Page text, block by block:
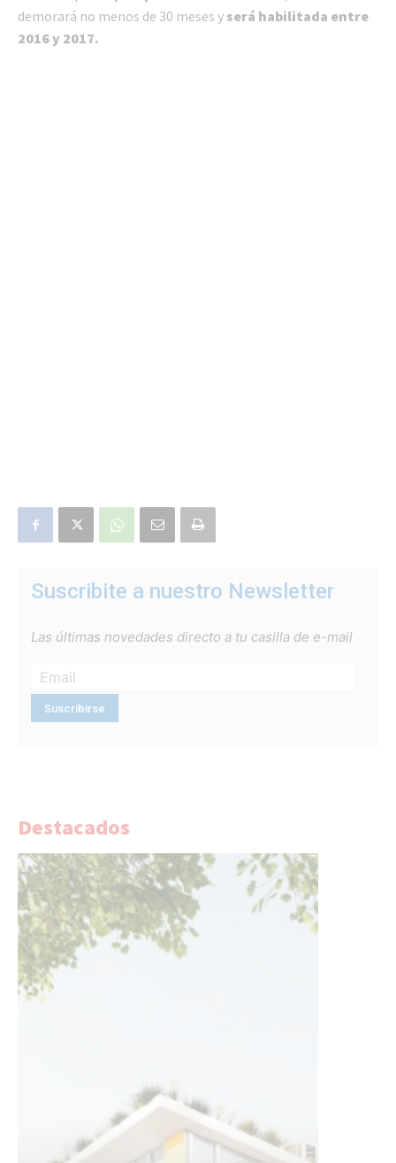
demorará no menos de 30 meses y será habilitada entre
2016 y 2017.
Suscribite a nuestro Newsletter
Las últimas novedades directo a tu casilla de e-mail
Destacados